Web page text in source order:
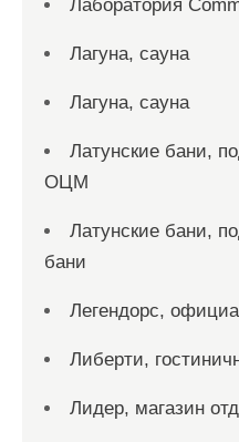
Лаборатория
Лагуна, сауна
Лагуна, сауна
Латунские бани,
ОЦМ
Латунские бани,
бани
Легендорс,
Либерти,
Лидер, магазин